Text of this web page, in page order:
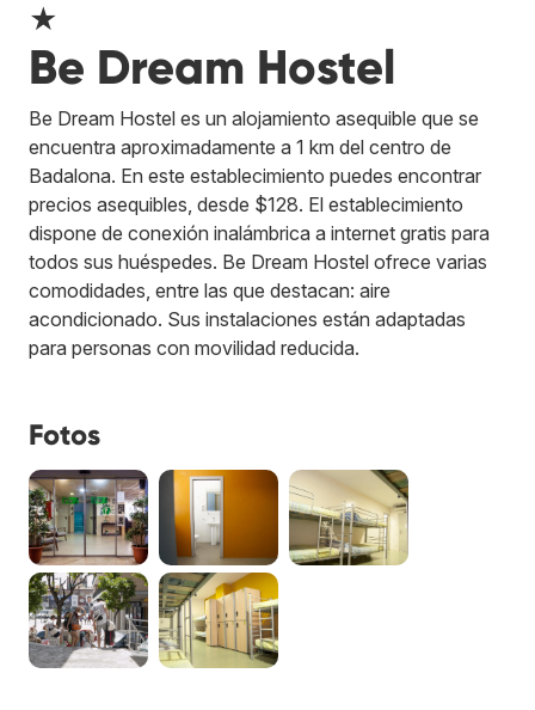
★
Be Dream Hostel
Be Dream Hostel es un alojamiento asequible que se
encuentra aproximadamente a 1 km del centro de
Badalona. En este establecimiento puedes encontrar
precios asequibles, desde $128. El establecimiento
dispone de conexión inalámbrica a internet gratis para
todos sus huéspedes. Be Dream Hostel ofrece varias
comodidades, entre las que destacan: aire
acondicionado. Sus instalaciones están adaptadas
para personas con movilidad reducida.
Fotos